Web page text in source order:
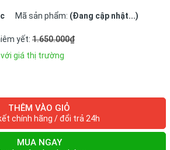
thức cơm nóng sau nhiều giờ.
Mã sản phẩm: (Đang cập nhật...)
yết: 1.650.000₫
giá thị trường
THÊM VÀO GIỎ
chính hãng / đổi trả 24h
MUA NGAY